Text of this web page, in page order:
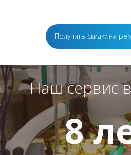
Получить скидку на
Наш сервис
8